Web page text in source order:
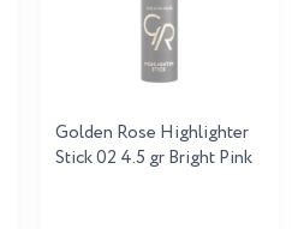
Golden Rose Highlighter
Stick 02 4.5 gr Bright Pink